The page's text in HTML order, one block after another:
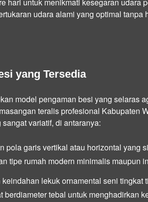
hari untuk menikmati kesegaran udara
udara alami yang optimal tanpa
yang Tersedia
model pengaman besi yang selaras
teralis profesional Kabupaten
variatif, di antaranya:
pola garis vertikal atau horizontal yang
tipe rumah modern minimalis maupun
lekuk ornamental seni tingkat
tebal untuk menghadirkan